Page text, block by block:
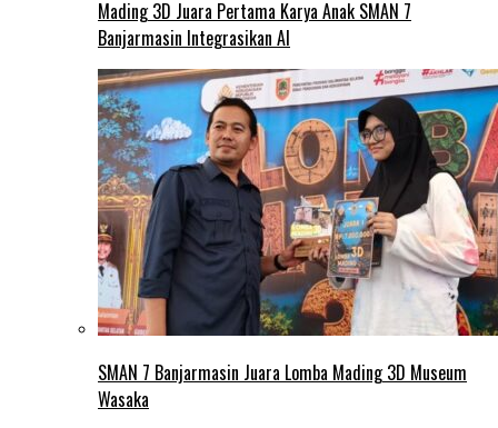
Mading 3D Juara Pertama Karya Anak SMAN 7
Banjarmasin Integrasikan AI
SMAN 7 Banjarmasin Juara Lomba Mading 3D Museum
Wasaka